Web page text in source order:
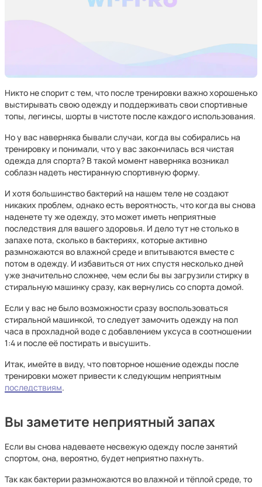
Никто не спорит с тем, что после тренировки важно хорошенько
выстирывать свою одежду и поддерживать свои спортивные
топы, легинсы, шорты в чистоте после каждого использования.
Но у вас наверняка бывали случаи, когда вы собирались на
тренировку и понимали, что у вас закончилась вся чистая
одежда для спорта? В такой момент наверняка возникал
соблазн надеть нестиранную спортивную форму.
И хотя большинство бактерий на нашем теле не создают
никаких проблем, однако есть вероятность, что когда вы снова
наденете ту же одежду, это может иметь неприятные
последствия для вашего здоровья. И дело тут не столько в
запахе пота, сколько в бактериях, которые активно
размножаются во влажной среде и впитываются вместе с
потом в одежду. И избавиться от них спустя несколько дней
уже значительно сложнее, чем если бы вы загрузили стирку в
стиральную машинку сразу, как вернулись со спорта домой.
Если у вас не было возможности сразу воспользоваться
стиральной машинкой, то следует замочить одежду на пол
часа в прохладной воде с добавлением уксуса в соотношении
1:4 и после её постирать и высушить.
Итак, имейте в виду, что повторное ношение одежды после
тренировки может привести к следующим неприятным
последствиям.
Вы заметите неприятный запах
Если вы снова надеваете несвежую одежду после занятий
спортом, она, вероятно, будет неприятно пахнуть.
Так как бактерии размножаются во влажной и тёплой среде, то